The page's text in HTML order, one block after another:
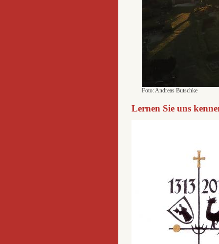
Foto: Andreas Butschke
Lernen Sie uns